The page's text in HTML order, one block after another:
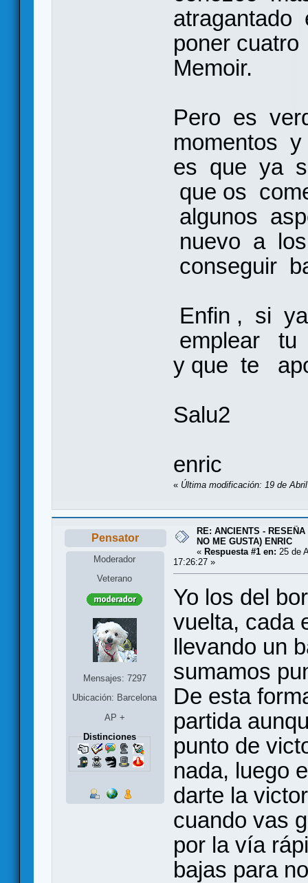
poner
Memoir.
Pero es
momentos
es que ya
que os
algunos
nuevo a
conseguir
Enfin , si
emplear tu
y que te
Salu2
enric
« Última modificación: 19 de
Pensator
Moderador
Veterano
Mensajes: 7297
Ubicación: Barcelona
AP +
Distinciones
RE: ANCIENTS -
NO ME GUSTA) ENRIC
« Respuesta #1 en: 25 de
17:26:27 »
Yo los del
vuelta, cada
llevando un
sumamos
De esta
partida
punto de
nada, luego
darte la
cuando vas
por la vía
bajas para